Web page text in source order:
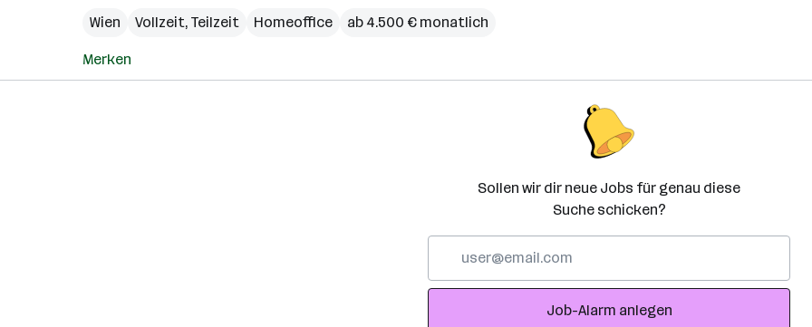
Wien
Vollzeit, Teilzeit Homeoffice ab 4.500 € monatlich
Merken
Sollen wir dir neue Jobs für genau diese
Suche schicken?
Adresse
Job-Alarm anlegen